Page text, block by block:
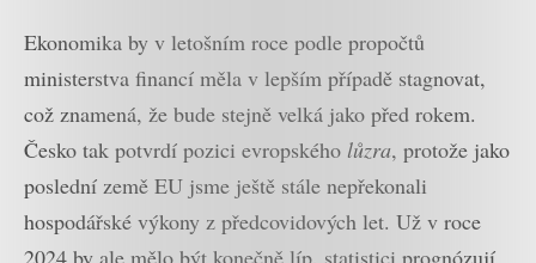
Ekonomika by v letošním roce podle propočtů
ministerstva financí měla v lepším případě stagnovat,
což znamená, že bude stejně velká jako před rokem.
Česko tak potvrdí pozici evropského lůzra, protože jako
poslední země EU jsme ještě stále nepřekonali
hospodářské výkony z předcovidových let. Už v roce
2024 by ale mělo být konečně líp, statistici prognózují